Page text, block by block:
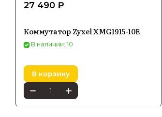
27 490 ₽
Коммутатор Zyxel XMG1915-10E
В наличии: 10
В корзину